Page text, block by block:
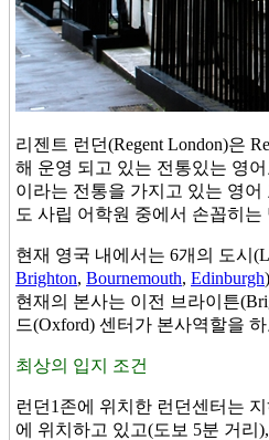
리젠트 런던(Regent London)은
해 운영 되고 있는 전통있는 영
이라는 전통을 가지고 있는 영
도 사립 어학원 중에서 손꼽히는
현재 영국 내에서는 6개의 도시
Brighton, Bournemouth, Edinburgh
현재의 본사는 이전 브라이튼
드(Oxford) 센터가 본사역할을
최상의 입지 조건
런던1존에 위치한 런던센터는
에 위치하고 있고(도보 5분 거리